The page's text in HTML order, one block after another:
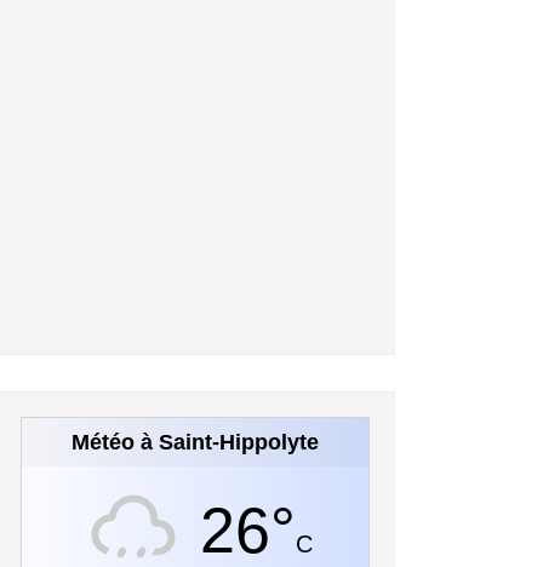
Météo à Saint-Hippolyte
26°C